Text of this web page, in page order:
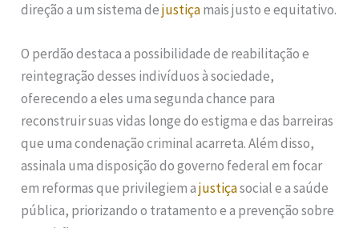
direção a um sistema dejustiçamais justo e equitativo.
O perdão destaca a possibilidade de reabilitação e
reintegração desses indivíduos à sociedade,
oferecendo a eles uma segunda chance para
reconstruir suas vidas longe do estigma e das barreiras
que uma condenação criminal acarreta. Além disso,
assinala uma disposição do governo federal em focar
em reformas que privilegiem ajustiçasocial e a saúde
pública, priorizando o tratamento e a prevenção sobre